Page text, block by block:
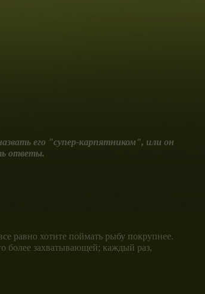
его "супер-карпятником", или он
ответы.
равно хотите поймать рыбу покрупнее.
более захватывающей; каждый раз,